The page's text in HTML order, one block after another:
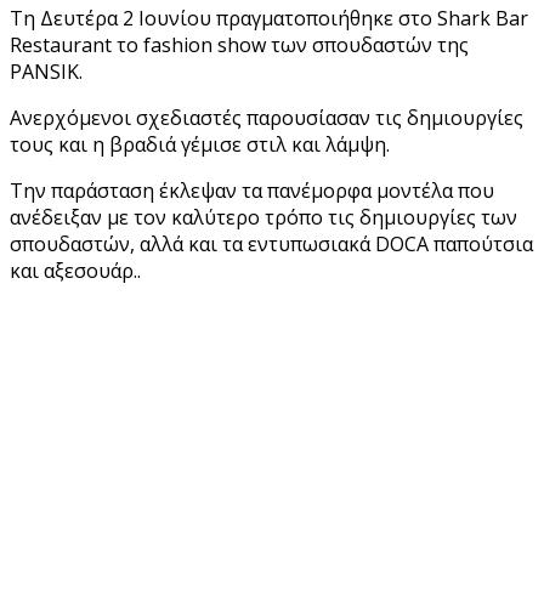
Τη Δευτέρα 2 Ιουνίου πραγματοποιήθηκε στο Shark Bar
Restaurant το fashion show των σπουδαστών της
PANSIK.
Ανερχόμενοι σχεδιαστές παρουσίασαν τις δημιουργίες
τους και η βραδιά γέμισε στιλ και λάμψη.
Την παράσταση έκλεψαν τα πανέμορφα μοντέλα που
ανέδειξαν με τον καλύτερο τρόπο τις δημιουργίες των
σπουδαστών, αλλά και τα εντυπωσιακά DOCA παπούτσια
και αξεσουάρ..